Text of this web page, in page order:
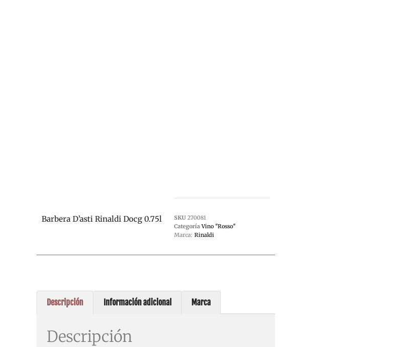
Barbera D’asti Rinaldi Docg 0.75l SKU 270081
Categoría Vino "Rosso"
Marca: Rinaldi
Descripción Información adicional Marca
Descripción